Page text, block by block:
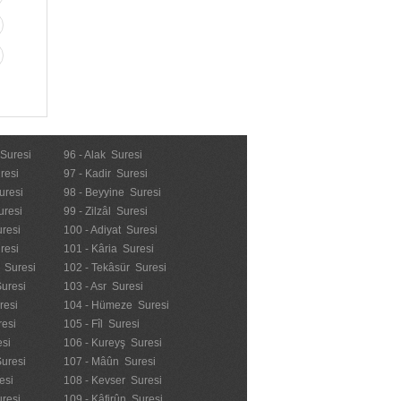
Suresi
96 - Alak Suresi
97 - Kadir Suresi
98 - Beyyine Suresi
99 - Zilzâl Suresi
100 - Adiyat Suresi
101 - Kâria Suresi
102 - Tekâsür Suresi
103 - Asr Suresi
104 - Hümeze Suresi
105 - Fîl Suresi
106 - Kureyş Suresi
107 - Mâûn Suresi
108 - Kevser Suresi